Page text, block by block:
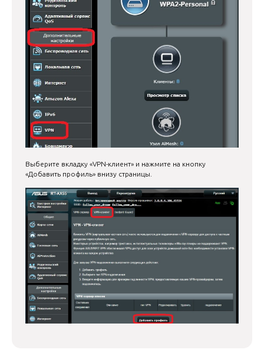
Выберите вкладку «VPN-клиент» и нажмите на кнопку
«Добавить профиль» внизу страницы.